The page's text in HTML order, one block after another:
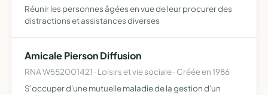
Réunir les personnes âgées en vue de leur procurer des
distractions et assistances diverses
Amicale Pierson Diffusion
RNA W552001421 · Loisirs et vie sociale · Créée en 1986
S'occuper d'une mutuelle maladie de la gestion d'un